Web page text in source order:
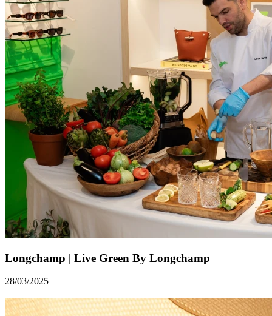
Longchamp | Live Green By Longchamp
28/03/2025